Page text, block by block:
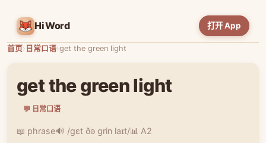
HiWord 打开 App
首页› 日常口语›get the green light
get the green light
💬 日常口语
📖 phrase🔊 /ɡɛt ðə ɡrin laɪt/📊 A2